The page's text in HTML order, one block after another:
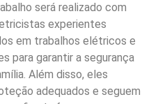
será realizado com
experientes
em trabalhos elétricos e
para garantir a segurança
Além disso, eles
adequados e seguem